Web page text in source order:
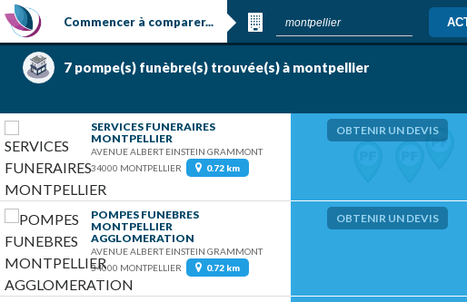
Commencer à comparer...
7 pompe(s) funèbre(s) trouvée(s) à montpellier
SERVICES FUNERAIRES
MONTPELLIER
AVENUE ALBERT EINSTEIN GRAMMONT
34000 MONTPELLIER
0.72 km
OBTENIR UN DEVIS
POMPES FUNEBRES
MONTPELLIER
AGGLOMERATION
AVENUE ALBERT EINSTEIN GRAMMONT
34000 MONTPELLIER
0.72 km
OBTENIR UN DEVIS